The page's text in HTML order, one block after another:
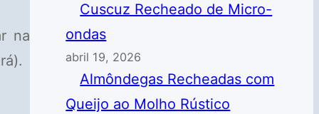
na
Cuscuz Recheado de Micro-
ondas
abril 19, 2026
Almôndegas Recheadas com
Queijo ao Molho Rústico